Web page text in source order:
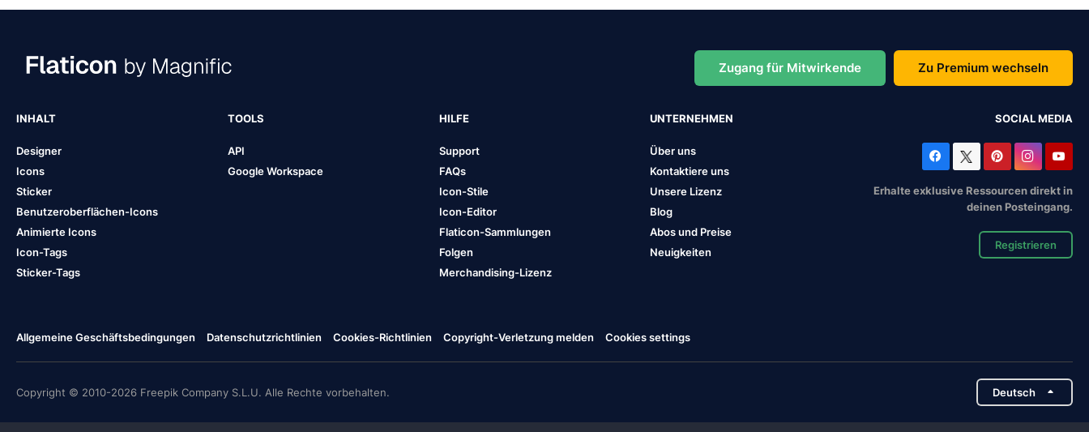
Zugang für Mitwirkende Zu Premium wechseln
INHALT
Designer
Icons
Sticker
Benutzeroberflächen-Icons
Animierte Icons
Icon-Tags
Sticker-Tags
TOOLS
API
Google Workspace
HILFE
Support
FAQs
Icon-Stile
Icon-Editor
Flaticon-Sammlungen
Folgen
Merchandising-Lizenz
UNTERNEHMEN
Über uns
Kontaktiere uns
Unsere Lizenz
Blog
Abos und Preise
Neuigkeiten
SOCIAL MEDIA
Erhalte exklusive Ressourcen direkt in
deinen Posteingang.
Registrieren
Allgemeine Geschäftsbedingungen Datenschutzrichtlinien Cookies-Richtlinien Copyright-Verletzung melden Cookies settings
Copyright © 2010-2026 Freepik Company S.L.U. Alle Rechte vorbehalten. Deutsch